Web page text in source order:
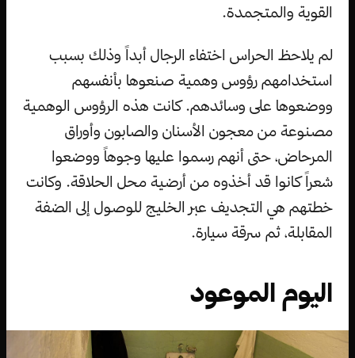
القوية والمتجمدة.
لم يلاحظ الحراس اختفاء الرجال أبداً وذلك بسبب
استخدامهم رؤوس وهمية صنعوها بأنفسهم
ووضعوها على وسائدهم. كانت هذه الرؤوس الوهمية
مصنوعة من معجون الأسنان والصابون وأوراق
المرحاض، حتى أنهم رسموا عليها وجوهاً ووضعوا
شعراً كانوا قد أخذوه من أرضية محل الحلاقة. وكانت
خطتهم هي التجديف عبر الخليج للوصول إلى الضفة
المقابلة، ثم سرقة سيارة.
اليوم الموعود